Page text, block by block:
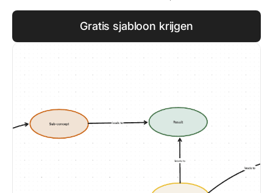
Gratis sjabloon krijgen